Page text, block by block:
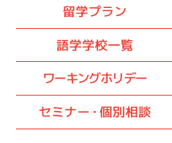
留学プラン
語学学校一覧
ワーキングホリデー
セミナー・ 個別相談